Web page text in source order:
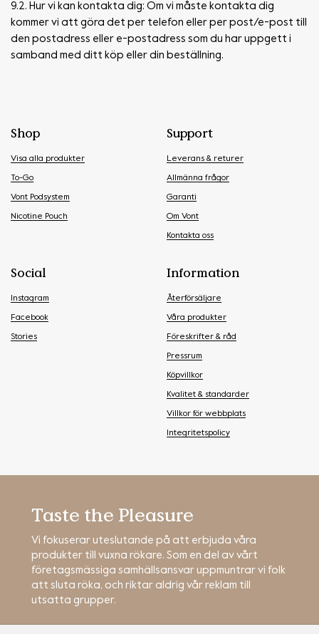
9.2. Hur vi kan kontakta dig: Om vi måste kontakta dig
kommer vi att göra det per telefon eller per post/e-post till
den postadress eller e-postadress som du har uppgett i
samband med ditt köp eller din beställning.
Shop
Visa alla produkter
To-Go
Vont Podsystem
Nicotine Pouch
Support
Leverans & returer
Allmänna frågor
Garanti
Om Vont
Kontakta oss
Social
Instagram
Facebook
Stories
Information
Återförsäljare
Våra produkter
Föreskrifter & råd
Pressrum
Köpvillkor
Kvalitet & standarder
Villkor för webbplats
Integritetspolicy
Taste the Pleasure
Vi fokuserar uteslutande på att erbjuda våra
produkter till vuxna rökare. Som en del av vårt
företagsmässiga samhällsansvar uppmuntrar vi folk
att sluta röka, och riktar aldrig vår reklam till
utsatta grupper.